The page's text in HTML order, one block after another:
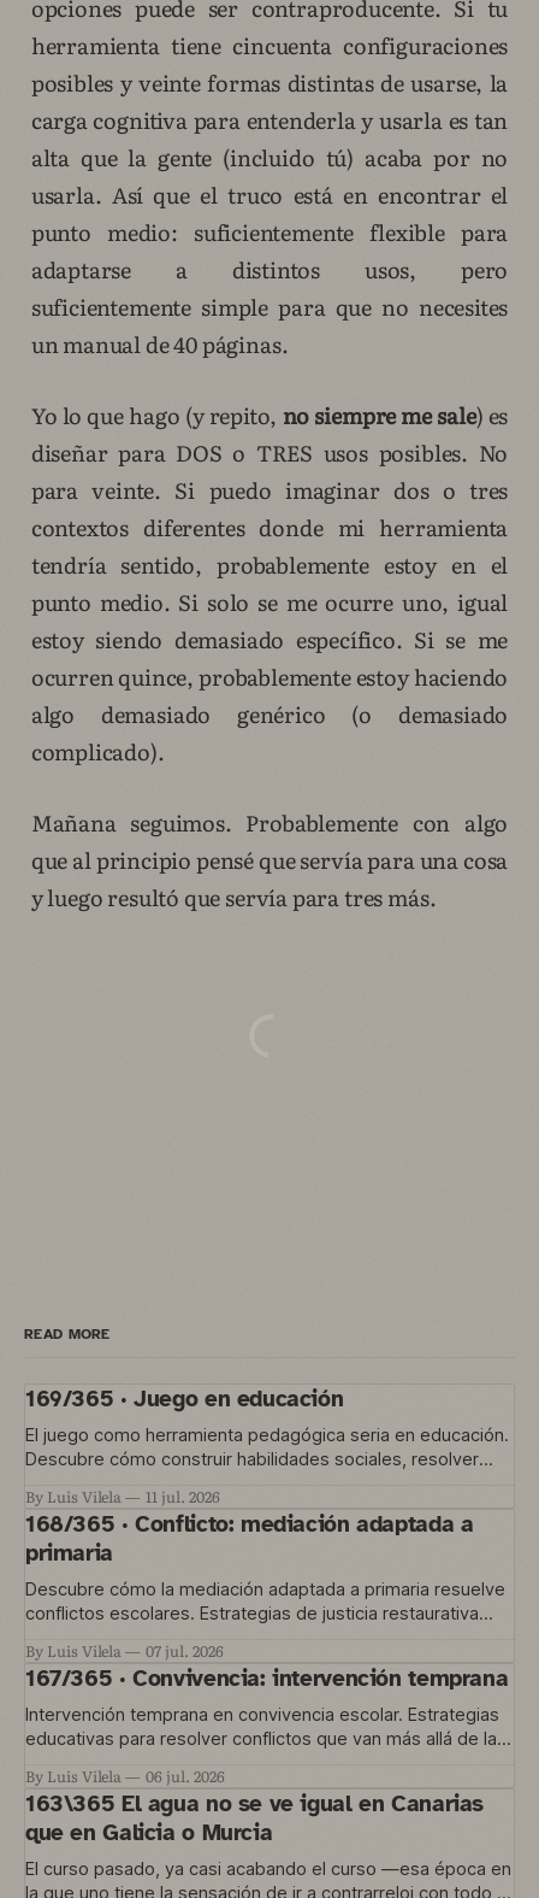
opciones puede ser contraproducente. Si tu
herramienta tiene cincuenta configuraciones
posibles y veinte formas distintas de usarse, la
carga cognitiva para entenderla y usarla es tan
alta que la gente (incluido tú) acaba por no
usarla. Así que el truco está en encontrar el
punto medio: suficientemente flexible para
adaptarse a distintos usos, pero
suficientemente simple para que no necesites
un manual de 40 páginas.
Yo lo que hago (y repito, no siempre me sale) es
diseñar para DOS o TRES usos posibles. No
para veinte. Si puedo imaginar dos o tres
contextos diferentes donde mi herramienta
tendría sentido, probablemente estoy en el
punto medio. Si solo se me ocurre uno, igual
estoy siendo demasiado específico. Si se me
ocurren quince, probablemente estoy haciendo
algo demasiado genérico (o demasiado
complicado).
Mañana seguimos. Probablemente con algo
que al principio pensé que servía para una cosa
y luego resultó que servía para tres más.
READ MORE
169/365 · Juego en educación
El juego como herramienta pedagógica seria en educación.
Descubre cómo construir habilidades sociales, resolver
By Luis Vilela 11 jul. 2026
168/365 · Conflicto: mediación adaptada a
primaria
Descubre cómo la mediación adaptada a primaria resuelve
conflictos escolares. Estrategias de justicia restaurativa
By Luis Vilela 07 jul. 2026
167/365 · Convivencia: intervención temprana
Intervención temprana en convivencia escolar. Estrategias
educativas para resolver conflictos que van más allá de las
By Luis Vilela 06 jul. 2026
163\365 El agua no se ve igual en Canarias
que en Galicia o Murcia
El curso pasado, ya casi acabando el curso —esa época en
la que uno tiene la sensación de ir a contrarreloj con todo lo